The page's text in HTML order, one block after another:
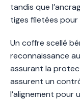
tandis que
tiges filetées
Un coffre scellé
reconnaissance
assurant la
assurent un
l’alignement pour